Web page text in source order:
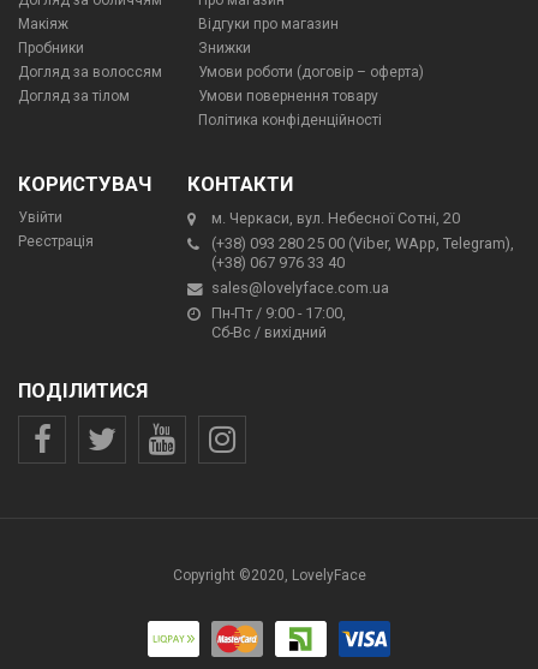
Макіяж
Пробники
Догляд за волоссям
Догляд за тілом
Відгуки про магазин
Знижки
Умови роботи (договір – оферта)
Умови повернення товару
Політика конфіденційності
КОРИСТУВАЧ
Увійти
Реєстрація
КОНТАКТИ
м. Черкаси, вул. Небесної Сотні, 20
(+38) 093 280 25 00 (Viber, WApp, Telegram),
(+38) 067 976 33 40
sales@lovelyface.com.ua
Пн-Пт / 9:00 - 17:00,
Сб-Вс / вихідний
ПОДІЛИТИСЯ
Copyright ©2020, LovelyFace